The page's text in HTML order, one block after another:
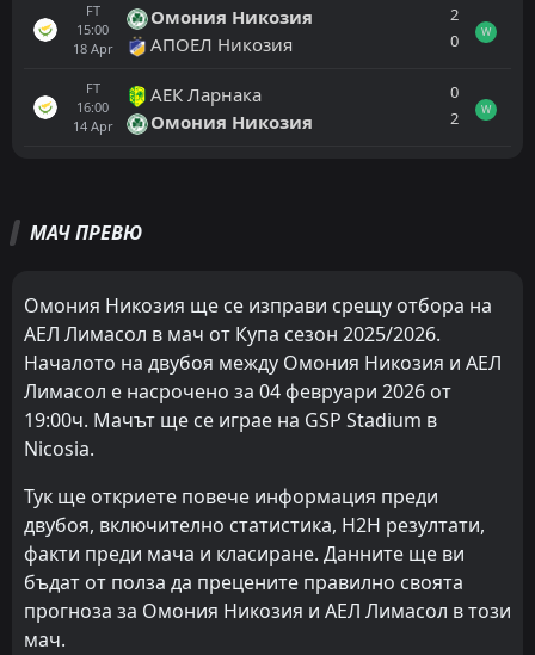
FT
15:00
18 Apr
Омония Никозия
АПОЕЛ Никозия
2
0
W
FT
16:00
14 Apr
АЕК Ларнака
Омония Никозия
0
2
W
May
FT
09May
АЕЛ Лимасол
Олимпиакос Никозия
3
L
FT
14:00
02May
Еносис Неон Ипсона
FT
16:00
27Apr
АЕЛ Лимасол
Анортозис
1
FT
14:00
22Apr
Пафос
АЕЛ Лимасол
МАЧ ПРЕВЮ
Омония Никозия ще се изправи срещу отбора на
АЕЛ Лимасол в мач от Купа сезон 2025/2026.
Началото на двубоя между Омония Никозия и АЕЛ
Лимасол е насрочено за 04 февруари 2026 от
19:00ч. Мачът ще се играе на GSP Stadium в
Nicosia.
Тук ще откриете повече информация преди
двубоя, включително статистика, H2H резултати,
факти преди мача и класиране. Данните ще ви
бъдат от полза да прецените правилно своята
прогноза за Омония Никозия и АЕЛ Лимасол в този
мач.